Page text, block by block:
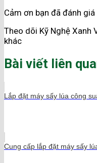
Cảm ơn bạn đã đánh
Theo dõi Kỹ Nghệ Xanh
khác
Bài viết liên
Lắp đặt máy sấy lúa công
Cung cấp lắp đặt máy sấy